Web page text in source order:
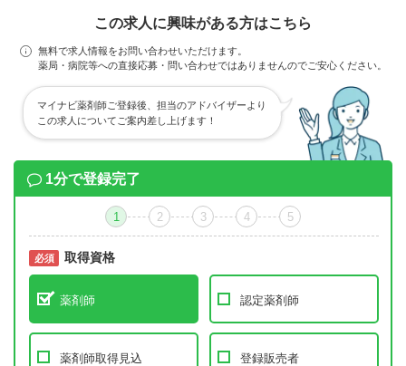
この求人に興味がある方はこちら
無料で求人情報をお問い合わせいただけます。
薬局・病院等への直接応募・問い合わせではありませんのでご安心ください。
マイナビ薬剤師ご登録後、担当のアドバイザーより
この求人についてご案内差し上げます！
1分で登録完了
1 2 3 4 5
必須 取得資格
薬剤師 認定薬剤師
薬剤師取得見込 登録販売者